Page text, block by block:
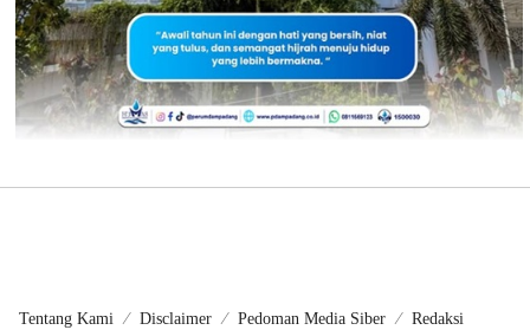
Tentang Kami Disclaimer Pedoman Media Siber Redaksi